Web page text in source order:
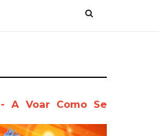
A Voar Como Se